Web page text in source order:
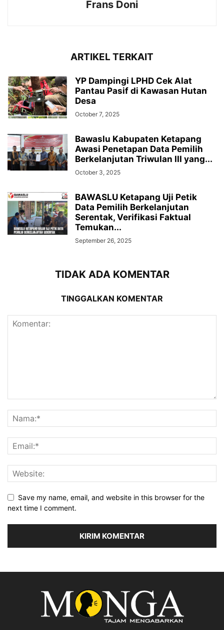
Frans Doni
ARTIKEL TERKAIT
YP Dampingi LPHD Cek Alat
Pantau Pasif di Kawasan Hutan
Desa
October 7, 2025
Bawaslu Kabupaten Ketapang
Awasi Penetapan Data Pemilih
Berkelanjutan Triwulan III yang...
October 3, 2025
BAWASLU Ketapang Uji Petik
Data Pemilih Berkelanjutan
Serentak, Verifikasi Faktual
Temukan...
September 26, 2025
TIDAK ADA KOMENTAR
TINGGALKAN KOMENTAR
Save my name, email, and website in this browser for the
next time I comment.